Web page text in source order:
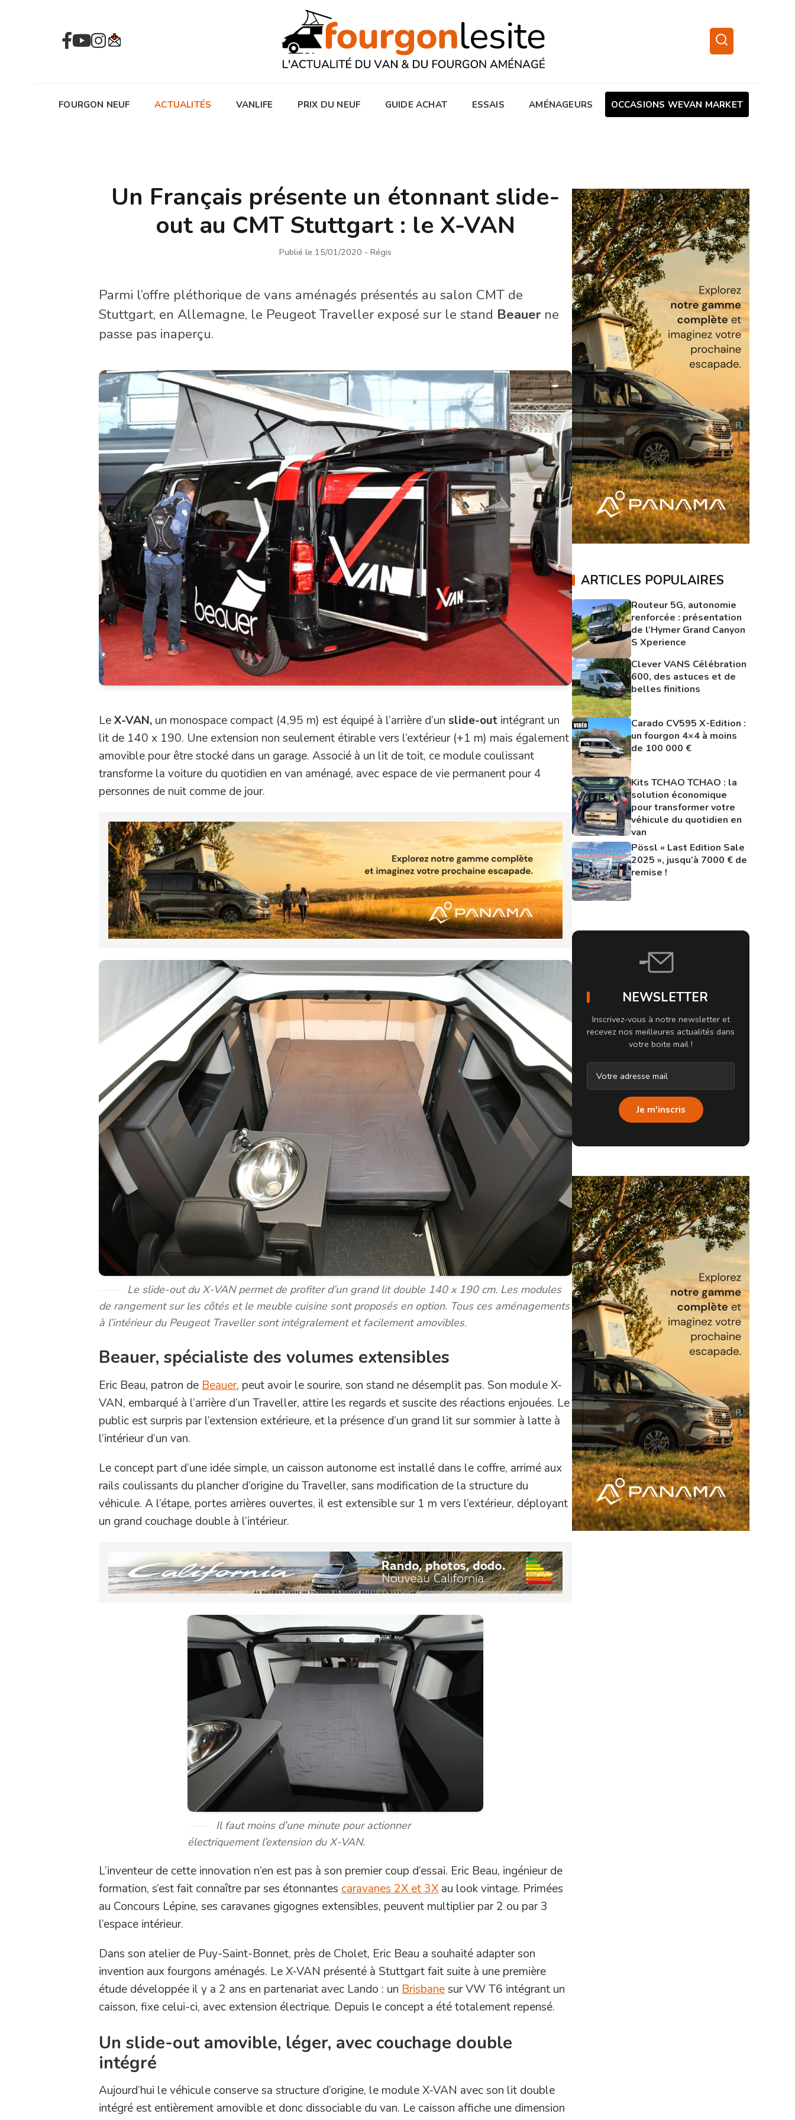
FOURGON NEUF ACTUALITÉS VANLIFE PRIX DU NEUF GUIDE ACHAT ESSAIS AMÉNAGEURS OCCASIONS WEVAN MARKET
Un Français présente un étonnant slide-
out au CMT Stuttgart : le X-VAN
Publié le 15/01/2020 - Régis
Parmi l’offre pléthorique de vans aménagés présentés au salon CMT de
Stuttgart, en Allemagne, le Peugeot Traveller exposé sur le stand Beauerne
passe pas inaperçu.
LeX-VAN, un monospace compact (4,95 m) est équipé à l’arrière d’un slide-out intégrant un
lit de 140 x 190. Une extension non seulement étirable vers l’extérieur (+1 m) mais également
amovible pour être stocké dans un garage. Associé à un lit de toit, ce module coulissant
transforme la voiture du quotidien en van aménagé, avec espace de vie permanent pour 4
personnes de nuit comme de jour.
Le slide-out du X-VAN permet de profiter d’un grand lit double 140 x 190 cm. Les modules
de rangement sur les côtés et le meuble cuisine sont proposés en option. Tous ces aménagements
à l’intérieur du Peugeot Traveller sont intégralement et facilement amovibles.
Beauer, spécialiste des volumes extensibles
Eric Beau, patron de Beauer, peut avoir le sourire, son stand ne désemplit pas. Son module X-
VAN, embarqué à l’arrière d’un Traveller, attire les regards et suscite des réactions enjouées. Le
public est surpris par l’extension extérieure, et la présence d’un grand lit sur sommier à latte à
l’intérieur d’un van.
Le concept part d’une idée simple, un caisson autonome est installé dans le coffre, arrimé aux
rails coulissants du plancher d’origine du Traveller, sans modification de la structure du
véhicule. A l’étape, portes arrières ouvertes, il est extensible sur 1 m vers l’extérieur, déployant
un grand couchage double à l’intérieur.
Il faut moins d’une minute pour actionner
électriquement l’extension du X-VAN.
L’inventeur de cette innovation n’en est pas à son premier coup d’essai. Eric Beau, ingénieur de
formation, s’est fait connaître par ses étonnantes caravanes 2X et 3X au look vintage. Primées
au Concours Lépine, ses caravanes gigognes extensibles, peuvent multiplier par 2 ou par 3
l’espace intérieur.
Dans son atelier de Puy-Saint-Bonnet, près de Cholet, Eric Beau a souhaité adapter son
invention aux fourgons aménagés. Le X-VAN présenté à Stuttgart fait suite à une première
étude développée il y a 2 ans en partenariat avec Lando : un Brisbanesur VW T6 intégrant un
caisson, fixe celui-ci, avec extension électrique. Depuis le concept a été totalement repensé.
Un slide-out amovible, léger, avec couchage double
intégré
Aujourd’hui le véhicule conserve sa structure d’origine, le module X-VAN avec son lit double
intégré est entièrement amovible et donc dissociable du van. Le caisson affiche une dimension
ARTICLES POPULAIRES
Routeur 5G, autonomie
renforcée : présentation
de l’Hymer Grand Canyon
S Xperience
Clever VANS Célébration
600, des astuces et de
belles finitions
Carado CV595 X-Edition :
un fourgon 4×4 à moins
de 100 000 €
Kits TCHAO TCHAO : la
solution économique
pour transformer votre
véhicule du quotidien en
van
Pössl « Last Edition Sale
2025 », jusqu’à 7000 € de
remise !
NEWSLETTER
Inscrivez-vous à notre newsletter et
recevez nos meilleures actualités dans
votre boite mail !
Je m'inscris